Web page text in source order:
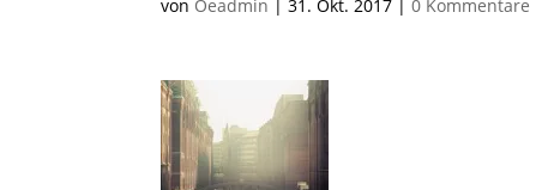
von Oeadmin |31. Okt. 2017 |0 Kommentare